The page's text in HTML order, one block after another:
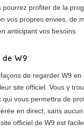
pourrez profiter de la
vos propres envies, de
anticipant vos besoins.
de W9
de regarder W9
site officiel. Vous y
qui vous permettra de
en direct, sans
officiel de W9 est